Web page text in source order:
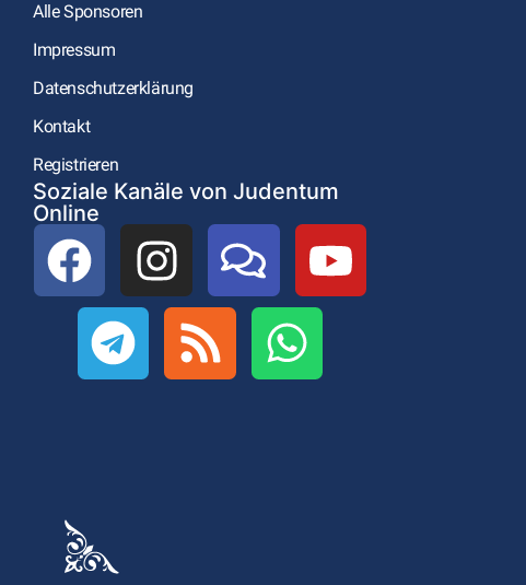
Alle Sponsoren
Impressum
Datenschutzerklärung
Kontakt
Registrieren
Soziale Kanäle von Judentum
Online